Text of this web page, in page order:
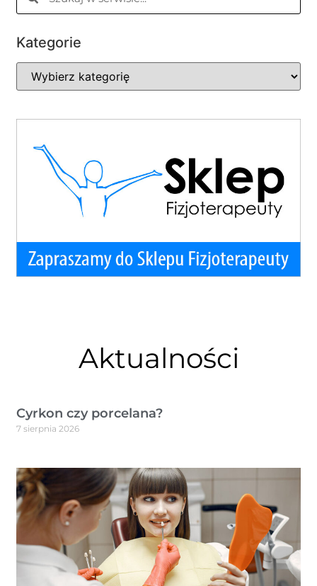
Kategorie
Aktualności
Cyrkon czy porcelana?
7 sierpnia 2026